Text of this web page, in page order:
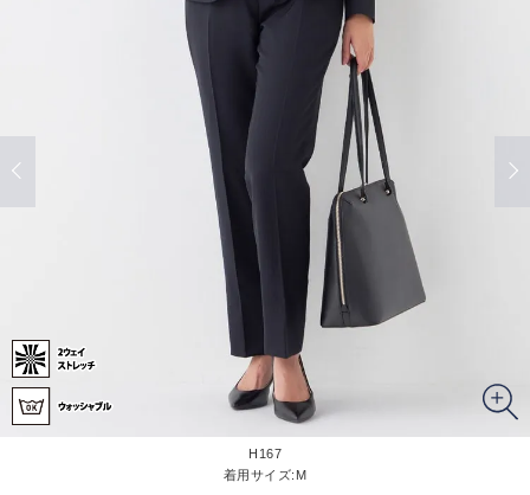
H167
着用サイズ:M